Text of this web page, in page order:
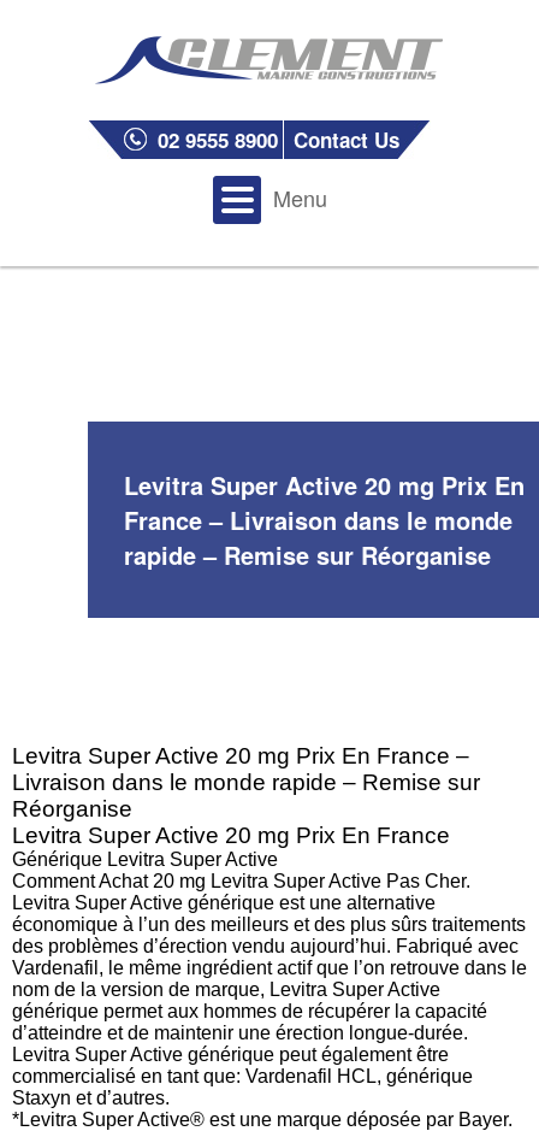
02 9555 8900 Contact Us
Menu
Levitra Super Active 20 mg Prix En
France – Livraison dans le monde
rapide – Remise sur Réorganise
Levitra Super Active 20 mg Prix En France –
Livraison dans le monde rapide – Remise sur
Réorganise
Levitra Super Active 20 mg Prix En France
Générique Levitra Super Active
Comment Achat 20 mg Levitra Super Active Pas Cher.
Levitra Super Active générique est une alternative
économique à l’un des meilleurs et des plus sûrs traitements
des problèmes d’érection vendu aujourd’hui. Fabriqué avec
Vardenafil, le même ingrédient actif que l’on retrouve dans le
nom de la version de marque, Levitra Super Active
générique permet aux hommes de récupérer la capacité
d’atteindre et de maintenir une érection longue-durée.
Levitra Super Active générique peut également être
commercialisé en tant que: Vardenafil HCL, générique
Staxyn et d’autres.
*Levitra Super Active® est une marque déposée par Bayer.